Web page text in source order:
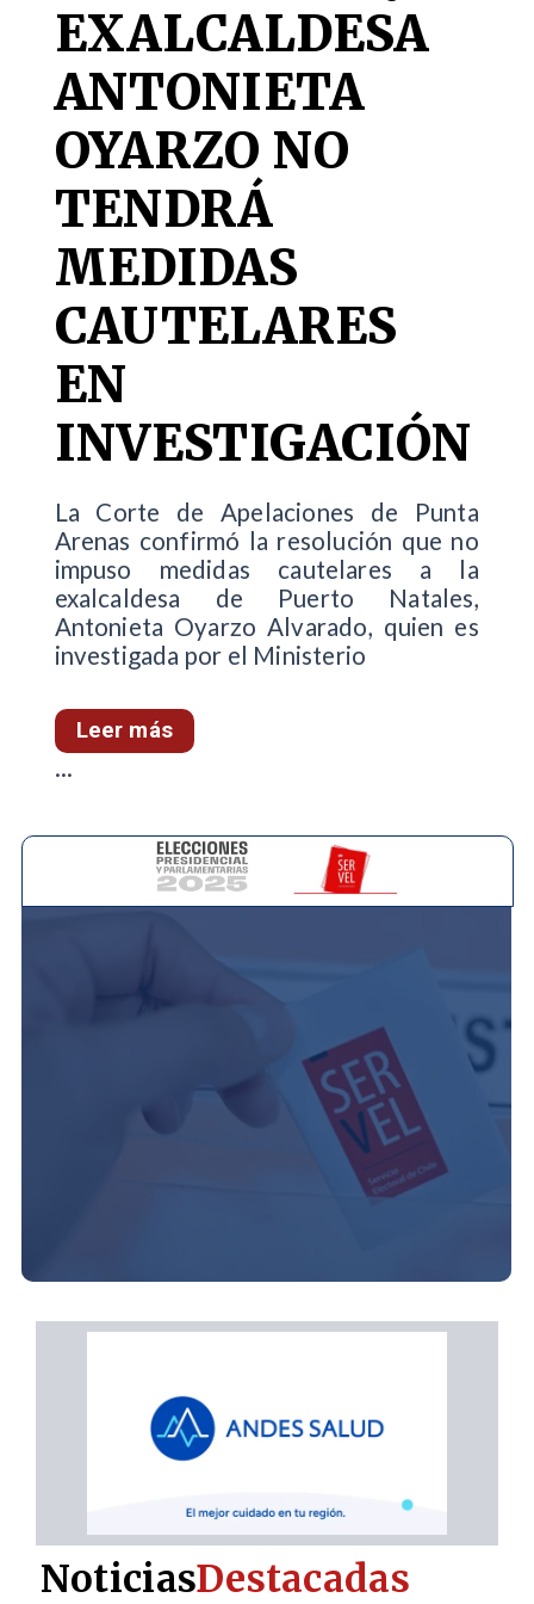
EXALCALDESA
ANTONIETA
OYARZO NO
TENDRÁ
MEDIDAS
CAUTELARES
EN
INVESTIGACIÓN
La Corte de Apelaciones de Punta
Arenas confirmó la resolución que no
impuso medidas cautelares a la
exalcaldesa de Puerto Natales,
Antonieta Oyarzo Alvarado, quien es
investigada por el Ministerio
Leer más
...
NoticiasDestacadas